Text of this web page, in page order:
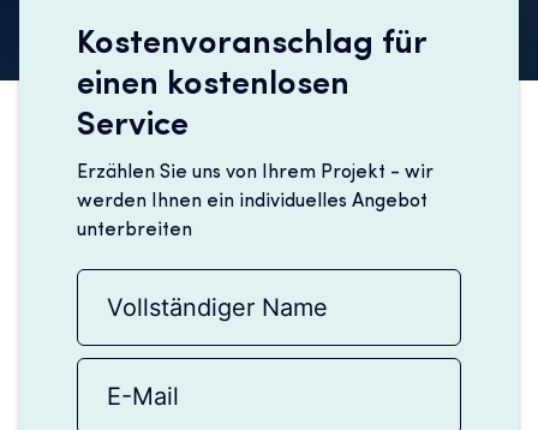
Kostenvoranschlag für
einen kostenlosen
Service
Erzählen Sie uns von Ihrem Projekt - wir
werden Ihnen ein individuelles Angebot
unterbreiten